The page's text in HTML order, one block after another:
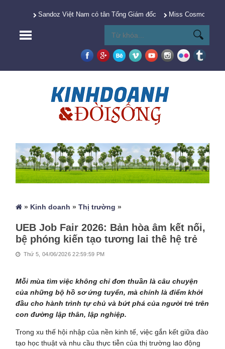
Sandoz Việt Nam có tân Tổng Giám đốc Miss Cosmo 2025
» Kinh doanh »Thị trường »
UEB Job Fair 2026: Bản hòa âm kết nối,
bệ phóng kiến tạo tương lai thê hệ trẻ
Thứ 5, 04/06/2026 22:59:59 PM
Mỗi mùa tìm việc không chỉ đơn thuần là câu chuyện
của những bộ hồ sơ ứng tuyển, mà chính là điểm khởi
đầu cho hành trình tự chủ và bứt phá của người trẻ trên
con đường lập thân, lập nghiệp.
Trong xu thế hội nhập của nền kinh tế, việc gắn kết giữa đào
tạo học thuật và nhu cầu thực tiễn của thị trường lao động